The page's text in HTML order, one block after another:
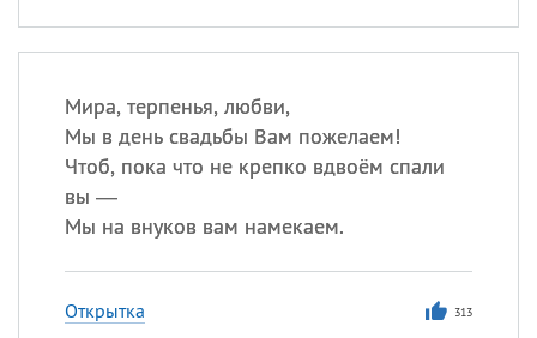
Мира, терпенья, любви,
Мы в день свадьбы Вам пожелаем!
Чтоб, пока что не крепко вдвоём спали
вы —
Мы на внуков вам намекаем.
Открытка 313